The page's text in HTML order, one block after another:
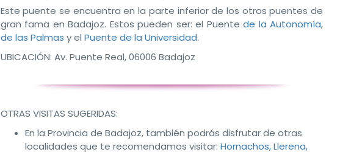
Este puente se encuentra en la parte inferior de los otros puentes de
gran fama en Badajoz. Estos pueden ser: el Puentede la Autonomía,
de las Palmas y el Puente de la Universidad.
UBICACIÓN: Av. Puente Real, 06006 Badajoz
OTRAS VISITAS SUGERIDAS:
En la Provincia de Badajoz, también podrás disfrutar de otras
localidades que te recomendamos visitar: Hornachos,Llerena,